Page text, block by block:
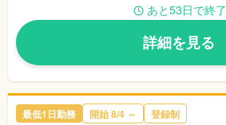
あと53日で終了
詳細を見る
最低1日勤務 開始 8/4 ～ 登録制